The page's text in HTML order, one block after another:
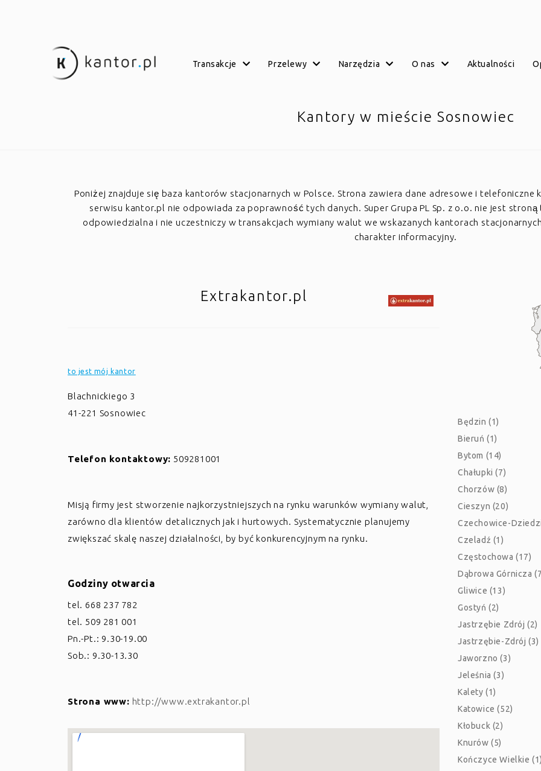
transakcje przelewy narzędzia o nas aktualności
Kantory w mieście Sosnowiec
Poniżej znajduje się baza kantorów stacjonarnych w Polsce. Strona zawiera dane adresowe i telefoniczne
serwisu kantor.pl nie odpowiada za poprawność tych danych. Super Grupa PL Sp. z o.o. nie jest
odpowiedzialna i nie uczestniczy w transakcjach wymiany walut we wskazanych kantorach
charakter informacyjny.
Extrakantor.pl
to jest mój kantor
Blachnickiego 3
41-221 Sosnowiec
Telefon kontaktowy: 509281001
Misją firmy jest stworzenie najkorzystniejszych na rynku warunków wymiany walut,
zarówno dla klientów detalicznych jak i hurtowych. Systematycznie planujemy
zwiększać skalę naszej działalności, by być konkurencyjnym na rynku.
Godziny otwarcia
tel. 668 237 782
tel. 509 281 001
Pn.-Pt.: 9.30-19.00
Sob.: 9.30-13.30
Strona www: http://www.extrakantor.pl
Będzin (1)
Bieruń (1)
Bytom (14)
Chałupki (7)
Chorzów (8)
Cieszyn (20)
Czechowice-
Czeladź (1)
Częstochowa (17)
Dąbrowa Górnicza
Gliwice (13)
Gostyń (2)
Jastrzębie Zdrój (2)
Jastrzębie-Zdrój (3)
Jaworzno (3)
Jeleśnia (3)
Kalety (1)
Katowice (52)
Kłobuck (2)
Knurów (5)
Kończyce Wielkie